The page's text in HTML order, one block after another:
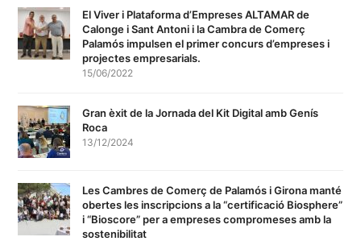
El Viver i Plataforma d’Empreses ALTAMAR de
Calonge i Sant Antoni i la Cambra de Comerç
Palamós impulsen el primer concurs d’empreses i
projectes empresarials.
15/06/2022
Gran èxit de la Jornada del Kit Digital amb Genís
Roca
13/12/2024
Les Cambres de Comerç de Palamós i Girona manté
obertes les inscripcions a la “certificació Biosphere”
i “Bioscore” per a empreses compromeses amb la
sostenibilitat